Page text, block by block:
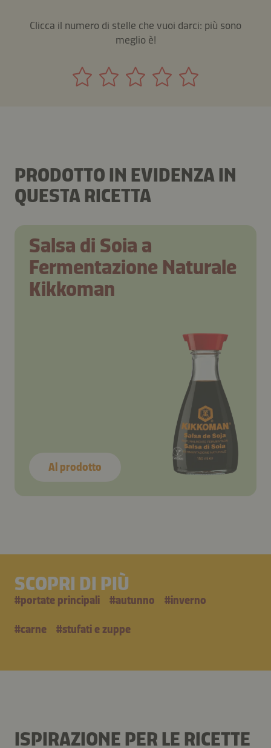
Clicca il numero di stelle che vuoi darci: più sono
meglio è!
PRODOTTO IN EVIDENZA IN
QUESTA RICETTA
Salsa di Soia a
Fermentazione Naturale
Kikkoman
Al prodotto
SCOPRI DI PIÙ
#portate principali #autunno #inverno
#carne #stufati e zuppe
ISPIRAZIONE PER LE RICETTE